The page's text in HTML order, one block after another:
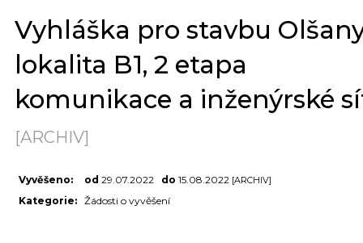
Vyhláška pro stavbu
lokalita B1, 2 etapa
komunikace a inženýrské
[ARCHIV]
Vyvěšeno: od 29.07.2022 do 15.08.2022 [ARCHIV]
Kategorie: Žádosti o vyvěšení